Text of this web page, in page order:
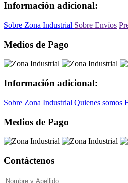
Información adicional:
Sobre Zona Industrial Sobre Envíos
Medios de Pago
Información adicional:
Sobre Zona Industrial Quienes somos
Medios de Pago
Contáctenos